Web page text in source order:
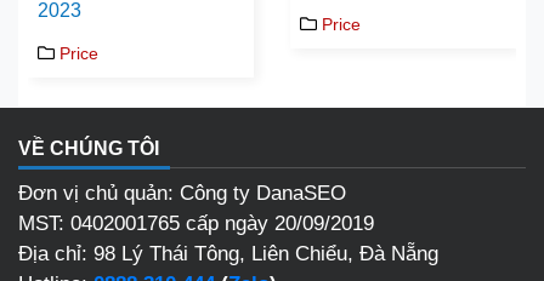
2023
Price
Price
VỀ CHÚNG TÔI
Đơn vị chủ quản: Công ty DanaSEO
MST: 0402001765 cấp ngày 20/09/2019
Địa chỉ: 98 Lý Thái Tông, Liên Chiểu, Đà Nẵng